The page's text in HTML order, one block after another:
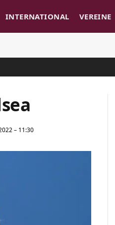
INTERNATIONAL VEREINE
– 11:30